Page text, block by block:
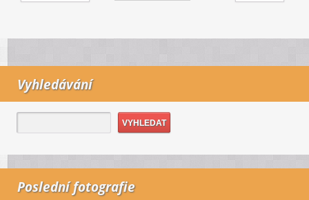
Vyhledávání
Poslední fotografie